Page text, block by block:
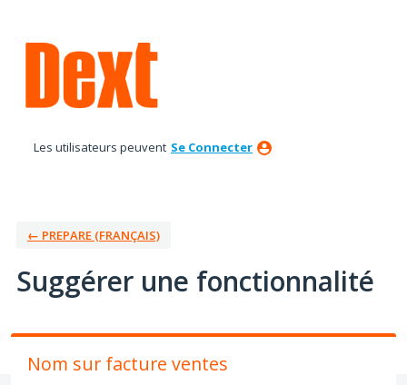
au
contenu
Les utilisateurs peuvent Se Connecter
← PREPARE (FRANÇAIS)
Suggérer une fonctionnalité
Nom sur facture ventes